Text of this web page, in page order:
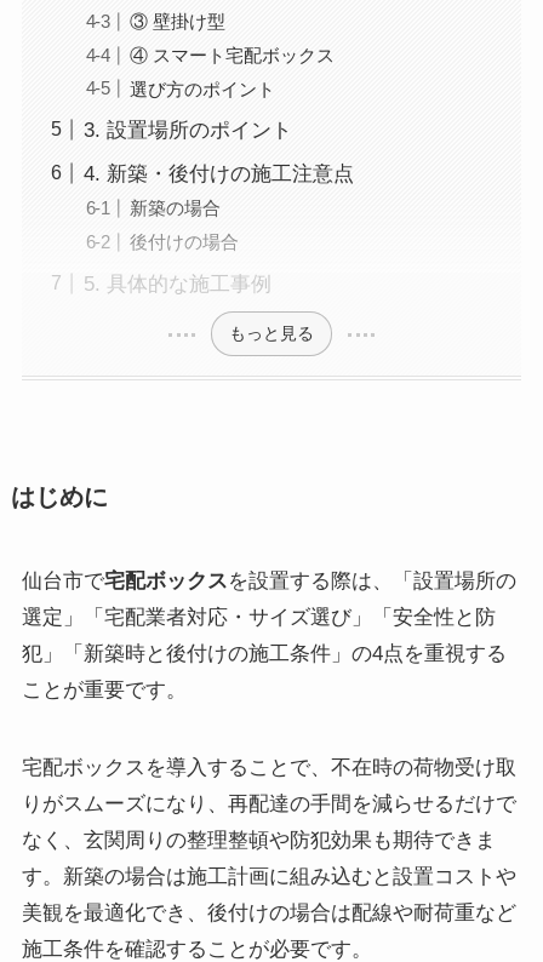
③ 壁掛け型
④ スマート宅配ボックス
選び方のポイント
3. 設置場所のポイント
4. 新築・後付けの施工注意点
新築の場合
後付けの場合
5. 具体的な施工事例
もっと見る
はじめに
仙台市で宅配ボックスを設置する際は、「設置場所の
選定」「宅配業者対応・サイズ選び」「安全性と防
犯」「新築時と後付けの施工条件」の4点を重視する
ことが重要です。
宅配ボックスを導入することで、不在時の荷物受け取
りがスムーズになり、再配達の手間を減らせるだけで
なく、玄関周りの整理整頓や防犯効果も期待できま
す。新築の場合は施工計画に組み込むと設置コストや
美観を最適化でき、後付けの場合は配線や耐荷重など
施工条件を確認することが必要です。